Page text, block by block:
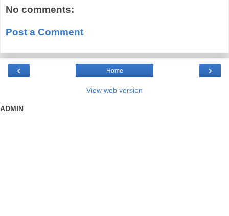
No comments:
Post a Comment
‹ ›
Home
View web version
ADMIN